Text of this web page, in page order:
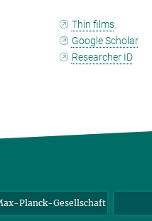
Thin films
Google Scholar
Researcher ID
Planck-Gesellschaft